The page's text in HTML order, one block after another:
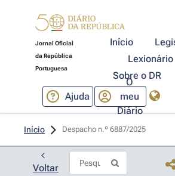
Jornal Oficial
da República
Portuguesa
Início
Lexionário
Sobre o DR
Ajuda
O
meu
Diário
Início Despacho n.º 6887/2025
Voltar